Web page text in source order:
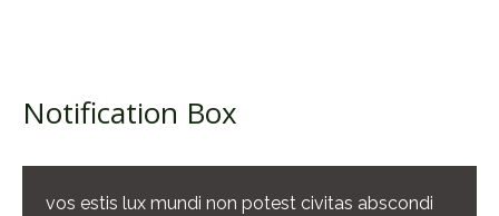
Notification Box
vos estis lux mundi non potest civitas abscondi